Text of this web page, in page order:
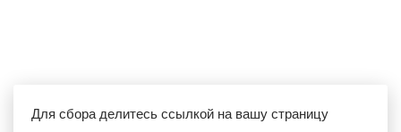
Для сбора делитесь ссылкой на вашу страницу